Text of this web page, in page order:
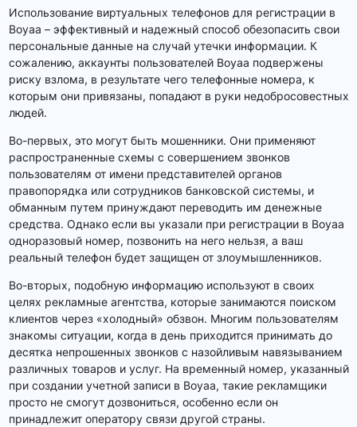
Использование виртуальных телефонов для регистрации в
Boyaa – эффективный и надежный способ обезопасить свои
персональные данные на случай утечки информации. К
сожалению, аккаунты пользователей Boyaa подвержены
риску взлома, в результате чего телефонные номера, к
которым они привязаны, попадают в руки недобросовестных
людей.
Во-первых, это могут быть мошенники. Они применяют
распространенные схемы с совершением звонков
пользователям от имени представителей органов
правопорядка или сотрудников банковской системы, и
обманным путем принуждают переводить им денежные
средства. Однако если вы указали при регистрации в Boyaa
одноразовый номер, позвонить на него нельзя, а ваш
реальный телефон будет защищен от злоумышленников.
Во-вторых, подобную информацию используют в своих
целях рекламные агентства, которые занимаются поиском
клиентов через «холодный» обзвон. Многим пользователям
знакомы ситуации, когда в день приходится принимать до
десятка непрошенных звонков с назойливым навязыванием
различных товаров и услуг. На временный номер, указанный
при создании учетной записи в Boyaa, такие рекламщики
просто не смогут дозвониться, особенно если он
принадлежит оператору связи другой страны.